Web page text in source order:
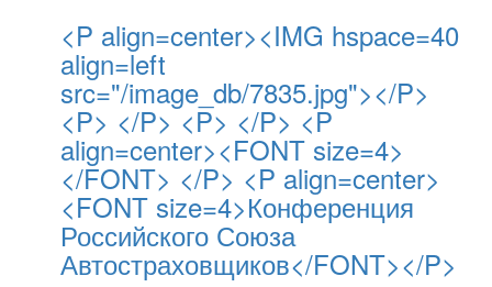
<P align=center><IMG hspace=40
align=left
src="/image_db/7835.jpg"></P>
<P> </P> <P> </P> <P
align=center><FONT size=4>
</FONT> </P> <P align=center>
<FONT size=4>Конференция
Российского Союза
Автостраховщиков</FONT></P>